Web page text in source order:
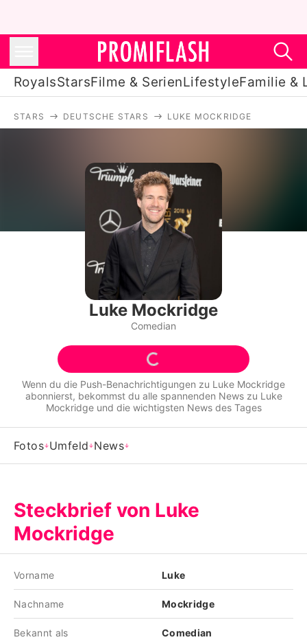
RoyalsStarsFilme & SerienLifestyleFamilie &
Filme & Serien
Lifestyle
Familie & Liebe
Promiflash Exklusiv
Alle Themen auf Promiflash
Jobs
App runterladen
Team
Impressum
Nutzungsbedingungen
Utiq verwalten
STARS DEUTSCHE STARS LUKE MOCKRIDGE
Luke Mockridge
Comedian
Wenn du die Push-Benachrichtigungen zu Luke Mockridge
abonnierst, bekommst du alle spannenden News zu Luke
Mockridgeund die wichtigsten News des Tages
Fotos Umfeld News
Steckbrief von Luke
Mockridge
Vorname Luke
Nachname Mockridge
Bekannt als Comedian